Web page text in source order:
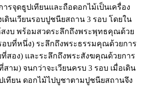
รจุดธูปเทียนและถือดอกไม้เป็นเครื่อง
ดินเวียนรอบปูชนียสถาน 3 รอบ โดยใน
งบ พร้อมสวดระลึกถึงพระพุทธคุณด้วย
บที่หนึ่ง) ระลึกถึงพระธรรมคุณด้วยการ
สอง) และระลึกถึงพระสังฆคุณด้วยการ
สาม) จนกว่าจะเวียนครบ 3 รอบ เมื่อเดิน
เทียน ดอกไม้ไปบูชาตามปูชนียสถานจึง